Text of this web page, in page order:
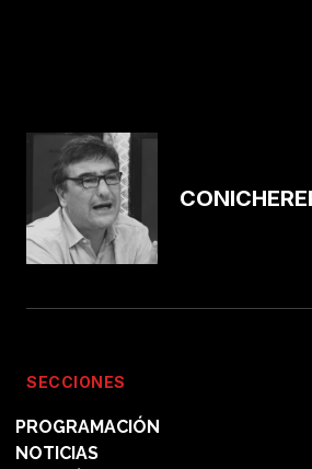
SECCIONES
PROGRAMACIÓN
NOTICIAS